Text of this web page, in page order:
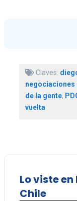
Claves:
negociaciones
de la gente,
vuelta
Lo viste
Chile